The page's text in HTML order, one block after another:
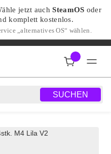
jetzt auchSteamOS oder
komplett kostenlos.
„alternatives OS“ wählen.
SUCHEN